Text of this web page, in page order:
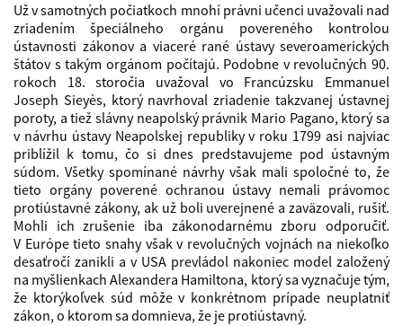
Už v samotných počiatkoch mnohí právni učenci uvažovali nad
zriadením špeciálneho orgánu povereného kontrolou
ústavnosti zákonov a viaceré rané ústavy severoamerických
štátov s takým orgánom počítajú. Podobne v revolučných 90.
rokoch 18. storočia uvažoval vo Francúzsku Emmanuel
Joseph Sieyès, ktorý navrhoval zriadenie takzvanej ústavnej
poroty, a tiež slávny neapolský právnik Mario Pagano, ktorý sa
v návrhu ústavy Neapolskej republiky v roku 1799 asi najviac
priblížil k tomu, čo si dnes predstavujeme pod ústavným
súdom. Všetky spomínané návrhy však mali spoločné to, že
tieto orgány poverené ochranou ústavy nemali právomoc
protiústavné zákony, ak už boli uverejnené a zaväzovali, rušiť.
Mohli ich zrušenie iba zákonodarnému zboru odporučiť.
V Európe tieto snahy však v revolučných vojnách na niekoľko
desaťročí zanikli a v USA prevládol nakoniec model založený
na myšlienkach Alexandera Hamiltona, ktorý sa vyznačuje tým,
že ktorýkoľvek súd môže v konkrétnom prípade neuplatniť
zákon, o ktorom sa domnieva, že je protiústavný.